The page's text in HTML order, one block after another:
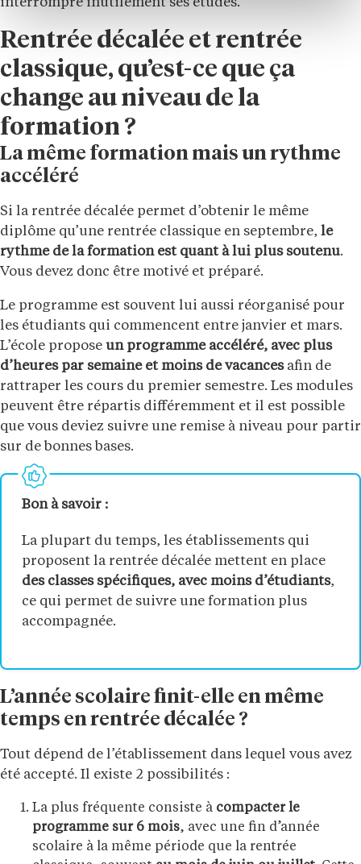
Rentrée décalée et rentrée
classique, qu’est-ce que ça
change au niveau de la
formation ?
La même formation mais un rythme
accéléré
Si la rentrée décalée permet d’obtenir le même
diplôme qu’une rentrée classique en septembre, le
rythme de la formation est quant à lui plus soutenu.
Vous devez donc être motivé et préparé.
Le programme est souvent lui aussi réorganisé pour
les étudiants qui commencent entre janvier et mars.
L’école propose un programme accéléré, avec plus
d’heures par semaine et moins de vacancesafin de
rattraper les cours du premier semestre. Les modules
peuvent être répartis différemment et il est possible
que vous deviez suivre une remise à niveau pour partir
sur de bonnes bases.
Bon à savoir :
La plupart du temps, les établissements qui
proposent la rentrée décalée mettent en place
des classes spécifiques, avec moins d’étudiants,
ce qui permet de suivre une formation plus
accompagnée.
L’année scolaire finit-elle en même
temps en rentrée décalée ?
Tout dépend de l’établissement dans lequel vous avez
été accepté. Il existe 2 possibilités :
La plus fréquente consiste à compacter le
programme sur 6 mois, avec une fin d’année
scolaire à la même période que la rentrée